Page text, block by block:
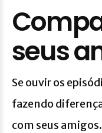
seus
Se ouvir os
fazendo
com seus amigos.